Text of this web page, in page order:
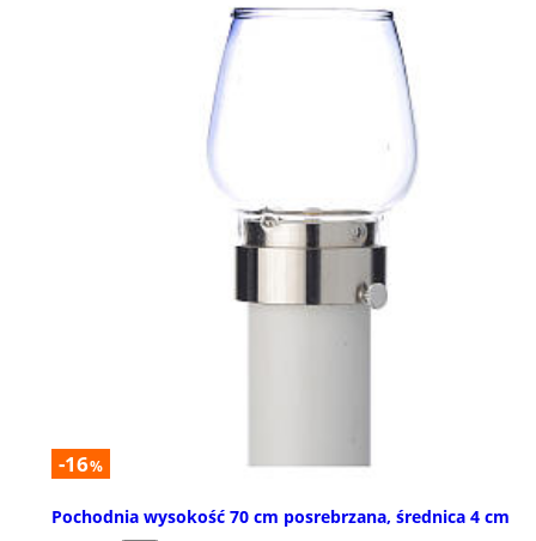
-16%
Pochodnia wysokość 70 cm posrebrzana, średnica 4 cm